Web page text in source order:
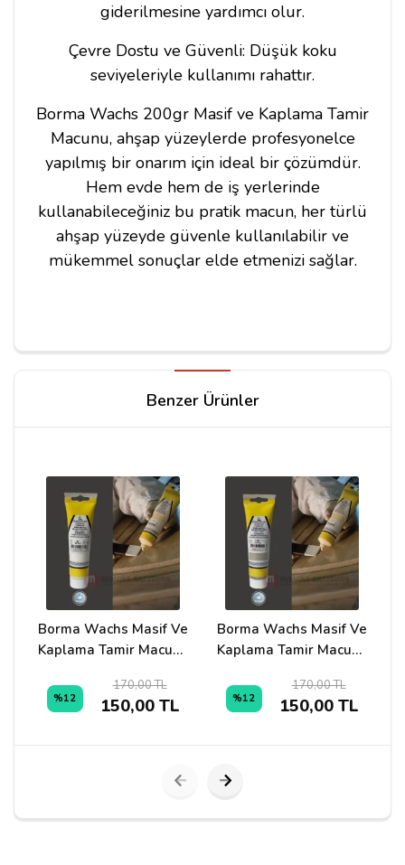
giderilmesine yardımcı olur.
Çevre Dostu ve Güvenli: Düşük koku
seviyeleriyle kullanımı rahattır.
Borma Wachs 200gr Masif ve Kaplama Tamir
Macunu, ahşap yüzeylerde profesyonelce
yapılmış bir onarım için ideal bir çözümdür.
Hem evde hem de iş yerlerinde
kullanabileceğiniz bu pratik macun, her türlü
ahşap yüzeyde güvenle kullanılabilir ve
mükemmel sonuçlar elde etmenizi sağlar.
Yorum Yapın
Yorumunuz*
Benzer Ürünler
Borma Wachs Masif Ve
Kaplama Tamir Macunu
%12
170,00 TL
150,00 TL
Borma Wachs Masif Ve
Kaplama Tamir Macunu
%12
170,00 TL
150,00 TL